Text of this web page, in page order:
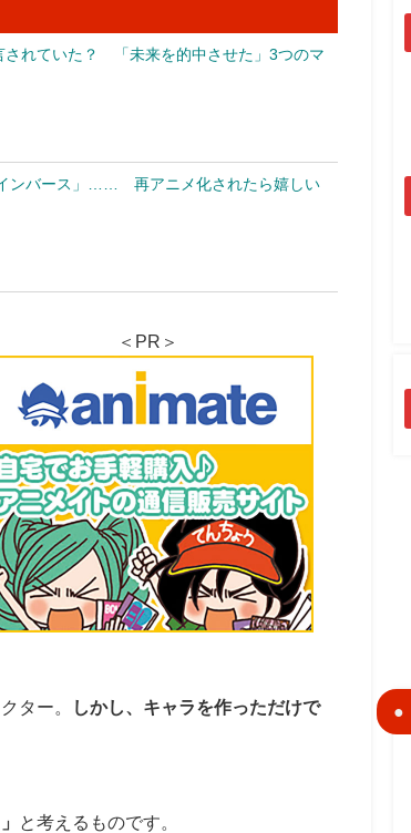
されていた？ 「未来を的中させた」3つのマ
ンバース」…… 再アニメ化されたら嬉しい
＜PR＞
ター。 しかし、キャラを作っただけで
と考えるものです。